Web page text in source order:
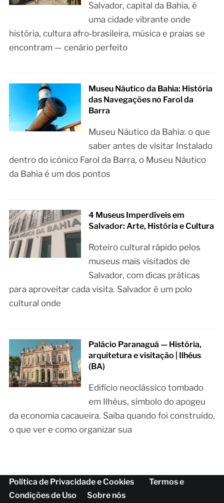
Salvador, capital da Bahia, é
uma cidade vibrante onde
história, cultura afro‑brasileira, música e praias se
encontram — cenário perfeito
Museu Náutico da Bahia: História
das Navegações no Farol da
Barra
Museu Náutico da Bahia: o que
saber antes de visitar Instalado
dentro do icônico Farol da Barra, o Museu Náutico
da Bahia é um dos pontos
4 Museus Imperdíveis em
Salvador: Arte, História e Cultura
Roteiro cultural rápido pelos
museus mais visitados de
Salvador, com dicas práticas
para aproveitar cada visita. Salvador é um polo
cultural onde
Palácio Paranaguá — História,
arquitetura e visitação | Ilhéus
(BA)
Edifício neoclássico tombado
em Ilhéus, símbolo do apogeu
da economia cacaueira. Saiba quando foi construído,
o que ver e como organizar sua
Política de Privacidade e Cookies
Termos e
Condições de Uso
Sobre nós